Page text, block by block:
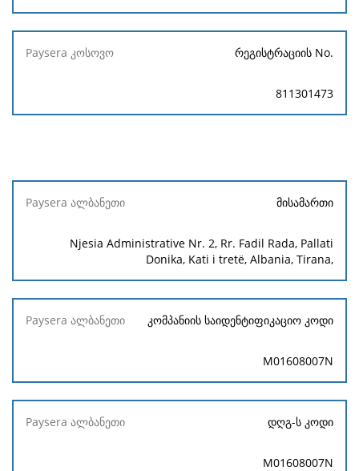
რეგისტრაციის No.
811301473
Paysera
მისამართი
Njesia Administrative Nr. 2, Rr. Fadil Rada, Pallati
Donika, Kati i tretë, Albania, Tirana,
კომპანიის საიდენტიფიკაციო კოდი
M01608007N
დღგ-ს კოდი
M01608007N